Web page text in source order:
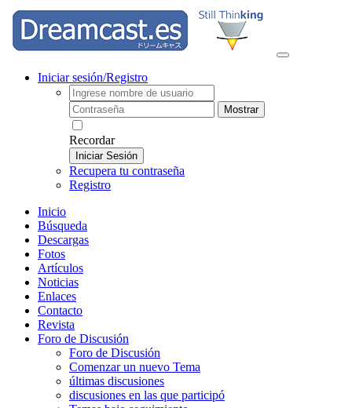
Iniciar sesión/Registro
Mostrar
Recordar
Iniciar Sesión
Recupera tu contraseña
Registro
Inicio
Búsqueda
Descargas
Fotos
Artículos
Noticias
Enlaces
Contacto
Revista
Foro de Discusión
Foro de Discusión
Comenzar un nuevo Tema
últimas discusiones
discusiones en las que participó